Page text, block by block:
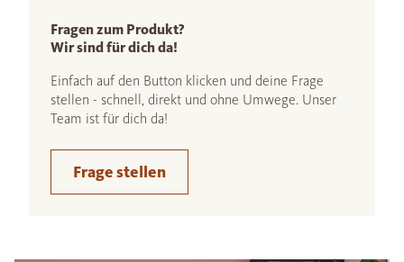
Fragen zum Produkt?
Wir sind für dich da!
Einfach auf den Button klicken und deine Frage
stellen - schnell, direkt und ohne Umwege. Unser
Team ist für dich da!
Frage stellen